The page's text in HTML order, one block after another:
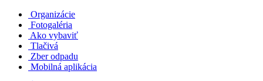
Organizácie
Fotogaléria
Ako vybaviť
Tlačivá
Zber odpadu
Mobilná aplikácia